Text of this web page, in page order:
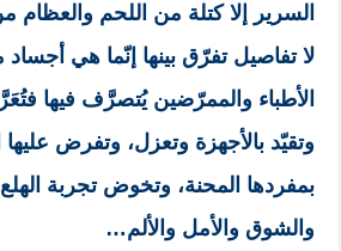
السرير إلا كتلة من اللحم
لا تفاصيل تفرّق بينها إنّما هي
الأطباء والممرّضين يُتصرَّف فيها
وتقيّد بالأجهزة وتعزل، وتفرض
بمفردها المحنة، وتخوض تجربة
والشوق والأمل والألم…